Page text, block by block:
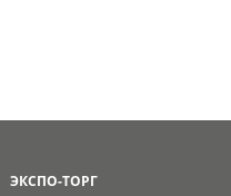
ЭКСПО-ТОРГ